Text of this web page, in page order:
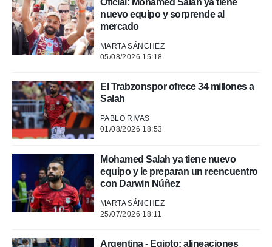
y análisis
en
así como
perfil
en
más
nuestra
de
nuevo equipo y sorprende al
mercado
MARTA SÁNCHEZ
05/08/2026 15:18
El Trabzonspor ofrece 34 millones a
Salah
PABLO RIVAS
01/08/2026 18:53
Mohamed Salah ya tiene nuevo
equipo y le preparan un reencuentro
con Darwin Núñez
MARTA SÁNCHEZ
25/07/2026 18:11
Argentina - Egipto: alineaciones